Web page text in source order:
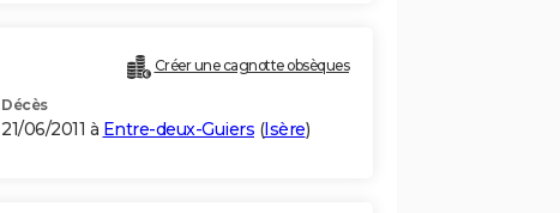
Créer une cagnotte obsèques
Décès
21/06/2011 à Entre-deux-Guiers (Isère)